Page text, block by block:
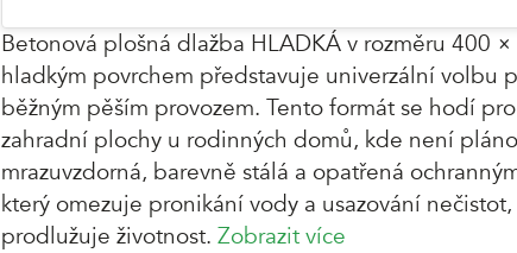
Betonová plošná dlažba HLADKÁ v rozměru 400
hladkým povrchem představuje univerzální volbu
běžným pěším provozem. Tento formát se hodí
zahradní plochy u rodinných domů, kde není
mrazuvzdorná, barevně stálá a opatřená
který omezuje pronikání vody a usazování
prodlužuje životnost. Zobrazit více